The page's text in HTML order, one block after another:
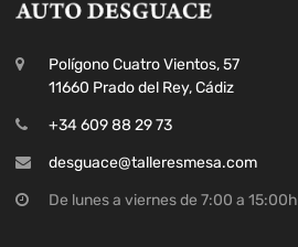
Polígono Cuatro Vientos, 57
11660 Prado del Rey, Cádiz
+34 609 88 29 73
desguace@talleresmesa.com
De lunes a viernes de 7:00 a 15:00h